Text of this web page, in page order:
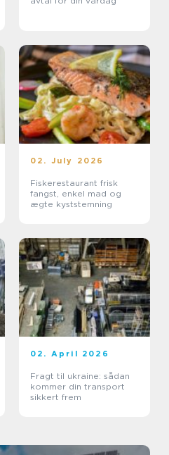
02. July 2026
Fiskerestaurant frisk
fangst, enkel mad og
ægte kyststemning
02. April 2026
Fragt til ukraine: sådan
kommer din transport
sikkert frem